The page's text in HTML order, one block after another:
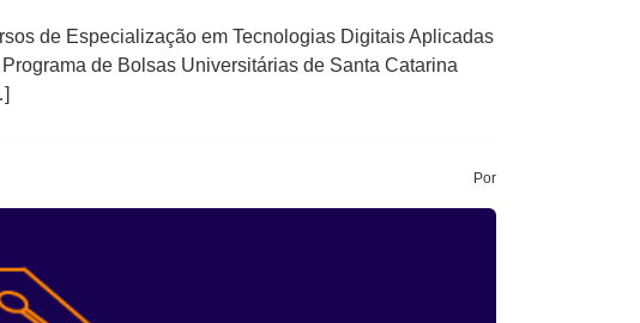
de Especialização em Tecnologias Digitais Aplicadas
de Bolsas Universitárias de Santa Catarina
Por